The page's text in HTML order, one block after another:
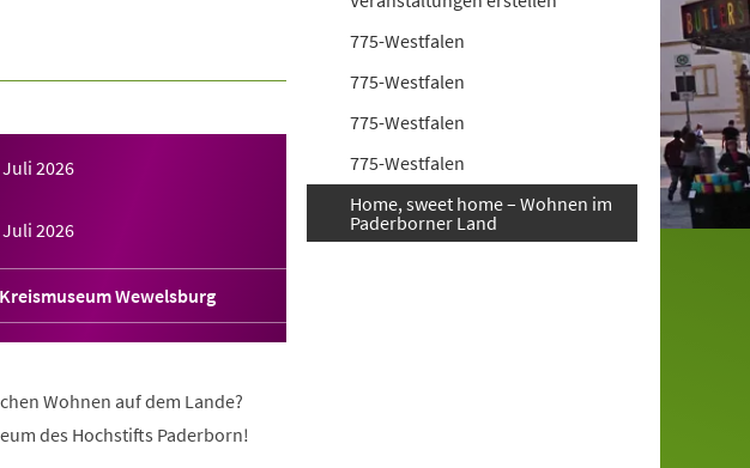
2026
2026
Kreismuseum Wewelsburg
Wohnen auf dem Lande?
des Hochstifts Paderborn!
775-Westfalen
775-Westfalen
775-Westfalen
775-Westfalen
Home, sweet home – Wohnen im
Paderborner Land